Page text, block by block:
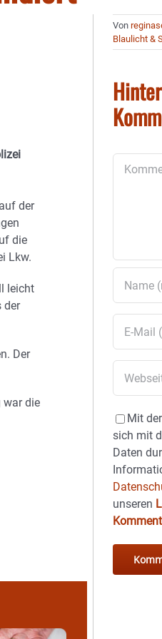
der
die
Lkw.
leicht
der
Der
war die
Von
Blaulicht &
Mit
sich mit
Daten
unseren